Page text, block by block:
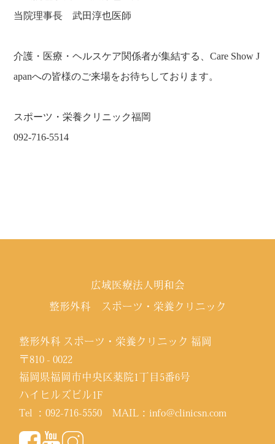
当院理事長 武田淳也医師
介護・医療・ヘルスケア関係者が集結する、Care Show J
apanへの皆様のご来場をお待ちしております。
スポーツ・栄養クリニック福岡
092-716-5514
広域医療法人明和会
整形外科 スポーツ・栄養クリニック
整形外科 スポーツ・栄養クリニック 福岡
〒810 - 0022
福岡県福岡市中央区薬院1丁目5番6号
ハイヒルズビル1F
Tel ：092-716-5550 MAIL：info@clinicsn.com